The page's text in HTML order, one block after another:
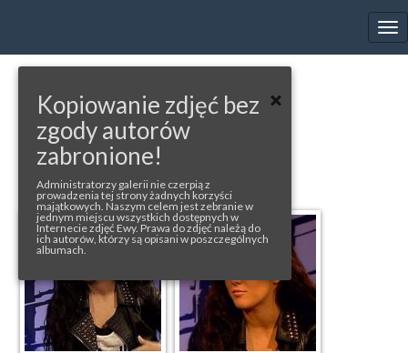
DRZÁ DIANA
All rights reserved by ocko.tv
Kopiowanie zdjęć bez
zgody autorów
zabronione!
Administratorzy galerii nie czerpią z
prowadzenia tej strony żadnych korzyści
majątkowych. Naszym celem jest zebranie w
jednym miejscu wszystkich dostępnych w
Internecie zdjęć Ewy. Prawa do zdjęć należą do
ich autorów, którzy są opisani w poszczególnych
albumach.